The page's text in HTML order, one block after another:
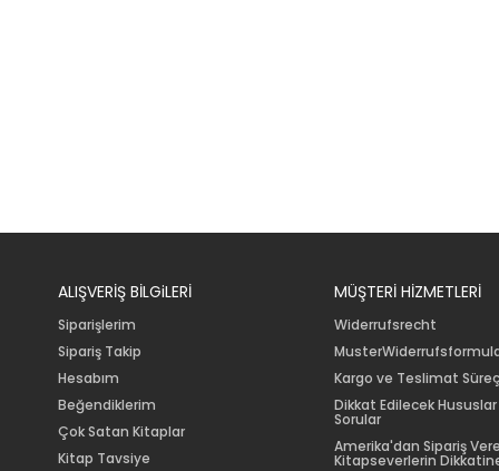
ALIŞVERİŞ BİLGiLERİ
Siparişlerim
Sipariş Takip
Hesabım
Beğendiklerim
Çok Satan Kitaplar
Kitap Tavsiye
MÜŞTERİ HİZMETLERİ
Widerrufsrecht
Kargo ve Teslimat
Dikkat Edilecek Hususlar
Sorular
Amerika'dan Sipariş
Kitapseverlerin